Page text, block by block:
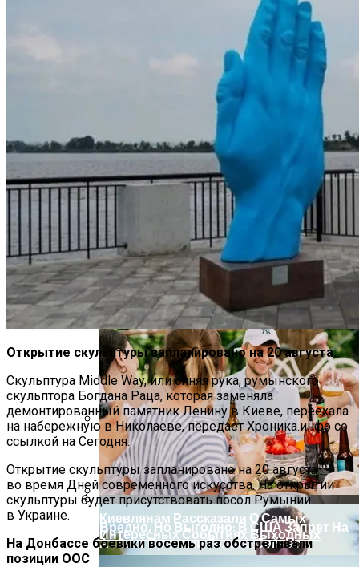
Военные Рельсы Спасут Британскую
На Какую Зарплату Могут
Рассчитывать Украинцы За Рубежом:
Советы Для Беженцев
Индия Не Будет Спрашивать
Разрешения На Запуск Моделей ИИ
Вредно, Но Выгодно: В США Запрет На
Асбест Приняли Только Сейчас
В Днепре Произошло Массовое
Отравление
Киевлянам Рассказали О Самых
Интересных Событиях Выходных
Открытие скульптуры запланировано на 20 августа.
Скульптура Middle Way, или синяя рука, румынского
скульптора Богдана Раца, которая заменяла
демонтированный памятник Ленину в Киеве, переехала
на набережную в Николаеве, передает Хроника.инфо со
ссылкой на Сегодня.
Открытие скульптуры запланировано на 20 августа
во время Дней современного искусства. На открытии
скульптуры будет присутствовать посол Румынии
в Украине.
На Донбассе боевики восемь раз обстреливали
позиции ООС